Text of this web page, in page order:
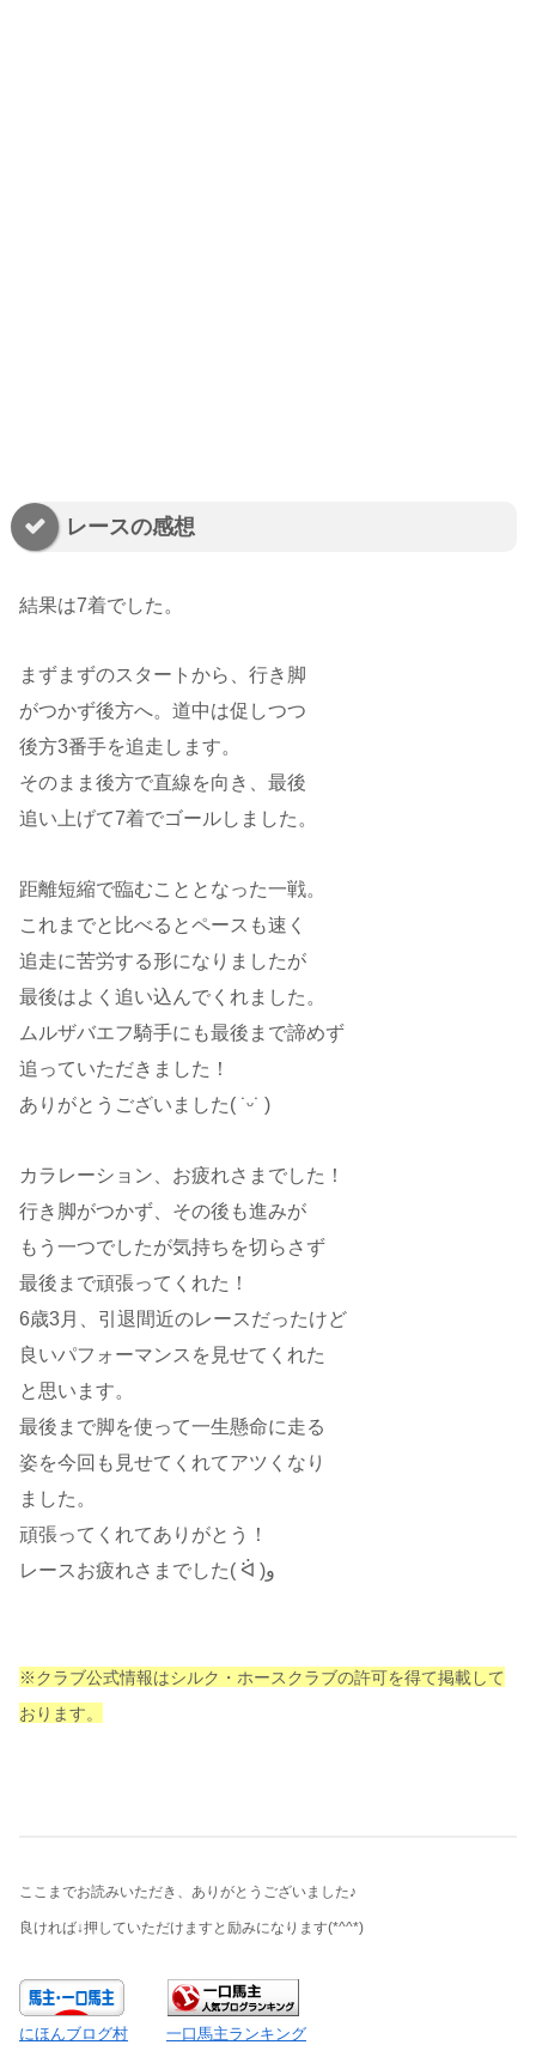
レースの感想
結果は7着でした。
まずまずのスタートから、行き脚
がつかず後方へ。道中は促しつつ
後方3番手を追走します。
そのまま後方で直線を向き、最後
追い上げて7着でゴールしました。
距離短縮で臨むこととなった一戦。
これまでと比べるとペースも速く
追走に苦労する形になりましたが
最後はよく追い込んでくれました。
ムルザバエフ騎手にも最後まで諦めず
追っていただきました！
ありがとうございました( ˙ᵕ​˙ )
カラレーション、お疲れさまでした！
行き脚がつかず、その後も進みが
もう一つでしたが気持ちを切らさず
最後まで頑張ってくれた！
6歳3月、引退間近のレースだったけど
良いパフォーマンスを見せてくれた
と思います。
最後まで脚を使って一生懸命に走る
姿を今回も見せてくれてアツくなり
ました。
頑張ってくれてありがとう！
レースお疲れさまでした( ᐛ )و
※クラブ公式情報はシルク・ホースクラブの許可を得て掲載して
おります。
ここまでお読みいただき、ありがとうございました♪
良ければ↓押していただけますと励みになります(*^^*)
にほんブログ村 一口馬主ランキング